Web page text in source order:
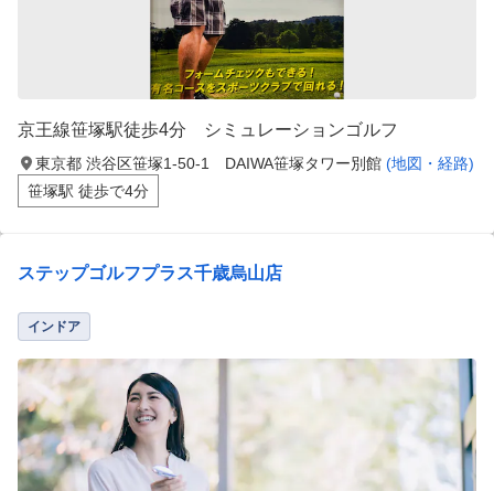
京王線笹塚駅徒歩4分 シミュレーションゴルフ
東京都 渋谷区笹塚1-50-1 DAIWA笹塚タワー別館 (地図・経路)
笹塚駅 徒歩で4分
ステップゴルフプラス千歳烏山店
インドア